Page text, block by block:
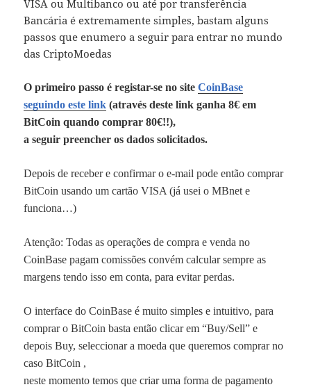
VISA ou Multibanco ou até por transferência
Bancária é extremamente simples, bastam alguns
passos que enumero a seguir para entrar no mundo
das CriptoMoedas
O primeiro passo é registar-se no siteCoinBase
seguindo este link (através deste link ganha 8€ em
BitCoin quando comprar 80€!!),
a seguir preencher os dados solicitados.
Depois de receber e confirmar o e-mail pode então comprar
BitCoin usando um cartão VISA (já usei o MBnet e
funciona…)
Atenção: Todas as operações de compra e venda no
CoinBase pagam comissões convém calcular sempre as
margens tendo isso em conta, para evitar perdas.
O interface do CoinBase é muito simples e intuitivo, para
comprar oBitCoinbasta então clicar em “Buy/Sell” e
depois Buy, seleccionar a moeda que queremos comprar no
casoBitCoin ,
neste momento temos que criar uma forma de pagamento